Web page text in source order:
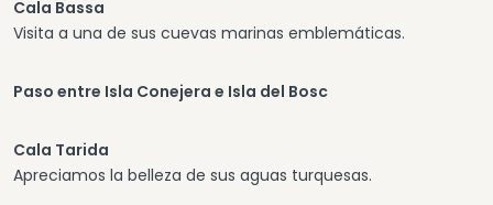
Cala Bassa
Visita a una de sus cuevas marinas emblemáticas.
Paso entre Isla Conejera e Isla del Bosc
Cala Tarida
Apreciamos la belleza de sus aguas turquesas.